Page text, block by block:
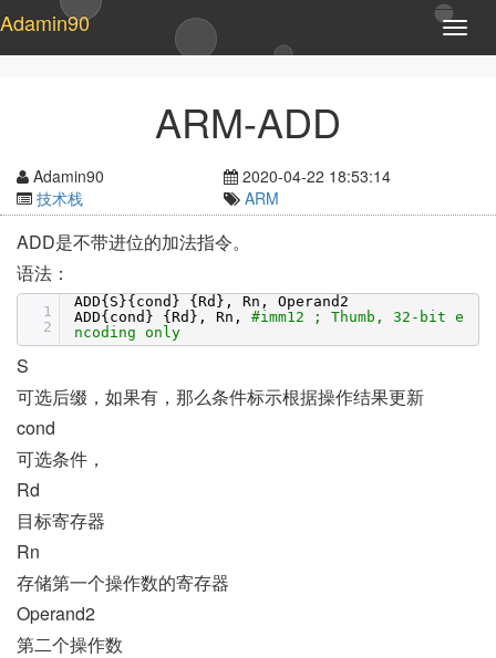
T
o
t
i
o
Adamin90
ARM-ADD
Adamin90
2020-04-22 18:53:14
技术栈
ARM
ADD是不带进位的加法指令。
语法：
1
2
ADD{S}{cond} {Rd}, Rn, Operand2
ADD{cond} {Rd}, Rn, #imm12 ; Thumb, 32-bit e
ncoding only
S
可选后缀，如果有，那么条件标示根据操作结果更新
cond
可选条件，
Rd
目标寄存器
Rn
存储第一个操作数的寄存器
Operand2
第二个操作数